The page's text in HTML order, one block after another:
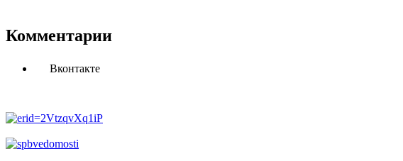
Комментарии
Вконтакте